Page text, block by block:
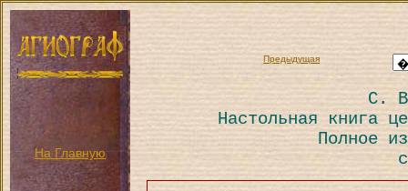
На Главную
Предыдущая
С.
Настольная книга
Полное